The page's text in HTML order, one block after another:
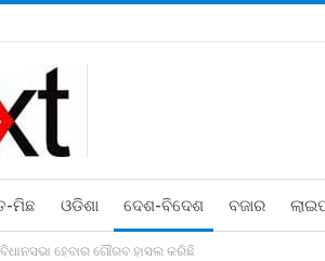
ମିଛ ଓଡିଶା ଦେଶ-ବିଦେଶ ବଜାର
ହେବାର ଗୌରବ ହାସଲ କରିଛି